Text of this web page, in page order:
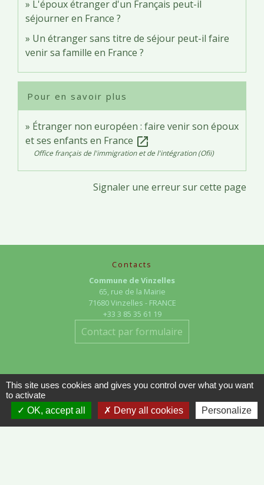
L'époux étranger d'un Français peut-il
séjourner en France ?
Un étranger sans titre de séjour peut-il faire
venir sa famille en France ?
Pour en savoir plus
Étranger non européen : faire venir son époux
et ses enfants en France open_in_new
Office français de l'immigration et de l'intégration (Ofii)
Signaler une erreur sur cette page
Contacts
Commune de Vinzelles
65, rue de la Mairie
71680 Vinzelles - FRANCE
+33 3 85 35 61 19
Contact par formulaire
Liens
This site uses cookies and gives you control over what you want
to activate
OK, accept all
Deny all cookies Personalize